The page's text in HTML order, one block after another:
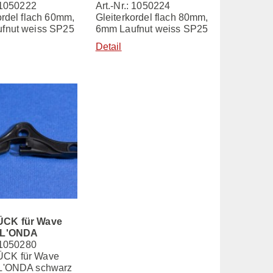
flach 60mm,
weiss SP25
Art.-Nr.: 1050224
Gleiterkordel flach 80mm,
6mm Laufnut weiss SP25
Detail
für Wave
für Wave
schwarz